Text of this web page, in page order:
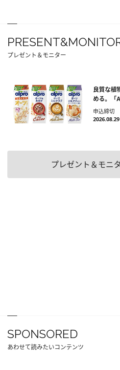
プレゼント＆モニター
良質な植
める。「
申込締切
プレゼント＆モニ
SPONSORED
あわせて読みたいコンテンツ